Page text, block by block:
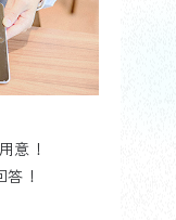
意！
！